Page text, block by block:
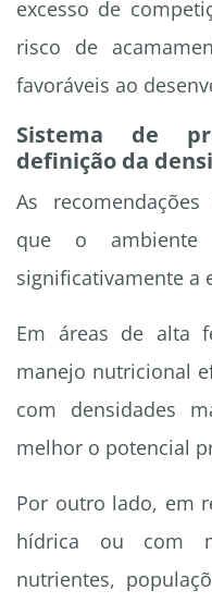
excesso de
risco de
favoráveis ao
Sistema de
definição da
As
que o ambiente
significativamente a
Em áreas de alta
manejo nutricional
com densidades
melhor o potencial
Por outro lado, em
hídrica ou com
nutrientes,